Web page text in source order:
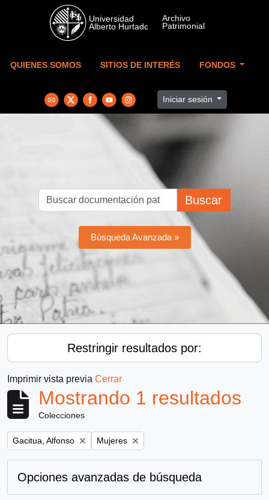
Skip to main content
QUIENES SOMOS SITIOS DE INTERÉS FONDOS
Iniciar sesión
Buscar
Búsqueda Avanzada »
Restringir resultados por:
Imprimir vista previa Cerrar
Mostrando 1 resultados
Colecciones
Remove filter:
Gacitua, Alfonso Remove filter:
Mujeres
Opciones avanzadas de búsqueda